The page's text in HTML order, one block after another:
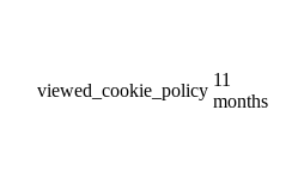
viewed_cookie_policy
11
months